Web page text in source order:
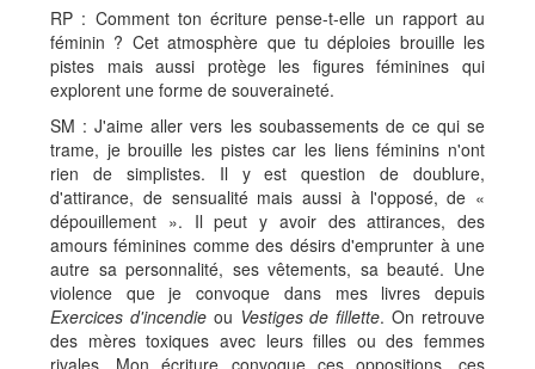
RP : Comment ton écriture pense-t-elle un rapport au
féminin ? Cet atmosphère que tu déploies brouille les
pistes mais aussi protège les figures féminines qui
explorent une forme de souveraineté.
SM : J'aime aller vers les soubassements de ce qui se
trame, je brouille les pistes car les liens féminins n'ont
rien de simplistes. Il y est question de doublure,
d'attirance, de sensualité mais aussi à l'opposé, de «
dépouillement ». Il peut y avoir des attirances, des
amours féminines comme des désirs d'emprunter à une
autre sa personnalité, ses vêtements, sa beauté. Une
violence que je convoque dans mes livres depuis
Exercices d'incendie ou Vestiges de fillette. On retrouve
des mères toxiques avec leurs filles ou des femmes